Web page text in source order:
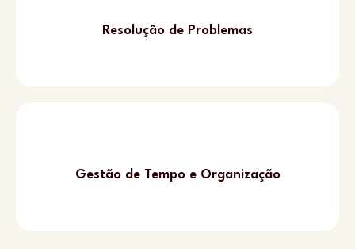
Resolução de Problemas
Gestão de Tempo e Organização